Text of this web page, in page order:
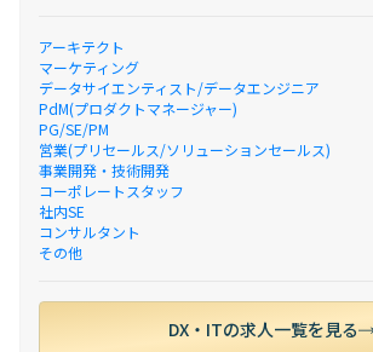
アーキテクト
マーケティング
データサイエンティスト/データエンジニア
PdM(プロダクトマネージャー)
PG/SE/PM
営業(プリセールス/ソリューションセールス)
事業開発・技術開発
コーポレートスタッフ
社内SE
コンサルタント
その他
DX・ITの求人一覧を見る